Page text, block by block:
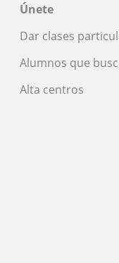
Únete
Dar clases
Alumnos que
Alta centros